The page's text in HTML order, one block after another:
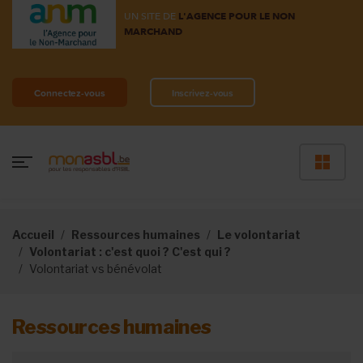
UN SITE DE L'AGENCE POUR LE NON
MARCHAND
Connectez-vous Inscrivez-vous
Accueil Ressources humaines
Le volontariat
Volontariat : c'est quoi ? C'est qui ?
Volontariat vs bénévolat
Ressources humaines